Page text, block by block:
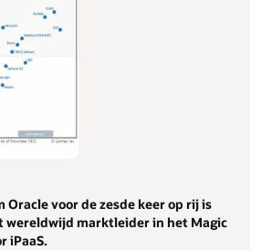
Oracle voor de zesde keer op rij is
wereldwijd marktleider in het Magic
iPaaS.